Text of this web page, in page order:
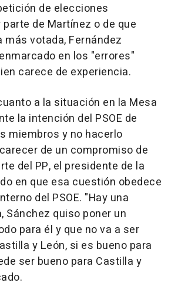
de elecciones
de Martínez o de que
más votada, Fernández
en los "errores"
carece de experiencia.
a la situación en la Mesa
la intención del PSOE de
miembros y no hacerlo
de un compromiso de
del PP, el presidente de la
en que esa cuestión obedece
del PSOE. "Hay una
Sánchez quiso poner un
para él y que no va a ser
y León, si es bueno para
ser bueno para Castilla y